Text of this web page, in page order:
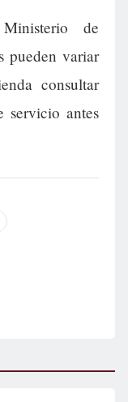
de
pueden variar
consultar
servicio antes